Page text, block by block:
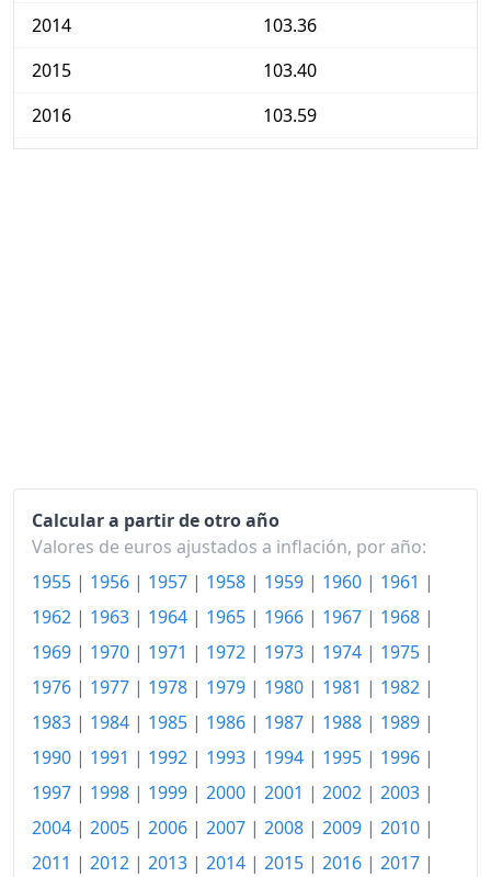
2014
103.36
2015
103.40
2016
103.59
2025
125.06
Hoy
127.93
Calcular a partir de otro año
Valores de euros ajustados a inflación, por año:
1955 | 1956 | 1957 | 1958 | 1959 | 1960 | 1961 |
1962 | 1963 | 1964 | 1965 | 1966 | 1967 | 1968 |
1969 | 1970 | 1971 | 1972 | 1973 | 1974 | 1975 |
1976 | 1977 | 1978 | 1979 | 1980 | 1981 | 1982 |
1983 | 1984 | 1985 | 1986 | 1987 | 1988 | 1989 |
1990 | 1991 | 1992 | 1993 | 1994 | 1995 | 1996 |
1997 | 1998 | 1999 | 2000 | 2001 | 2002 | 2003 |
2004 | 2005 | 2006 | 2007 | 2008 | 2009 | 2010 |
2011 | 2012 | 2013 | 2014 | 2015 | 2016 | 2017 |